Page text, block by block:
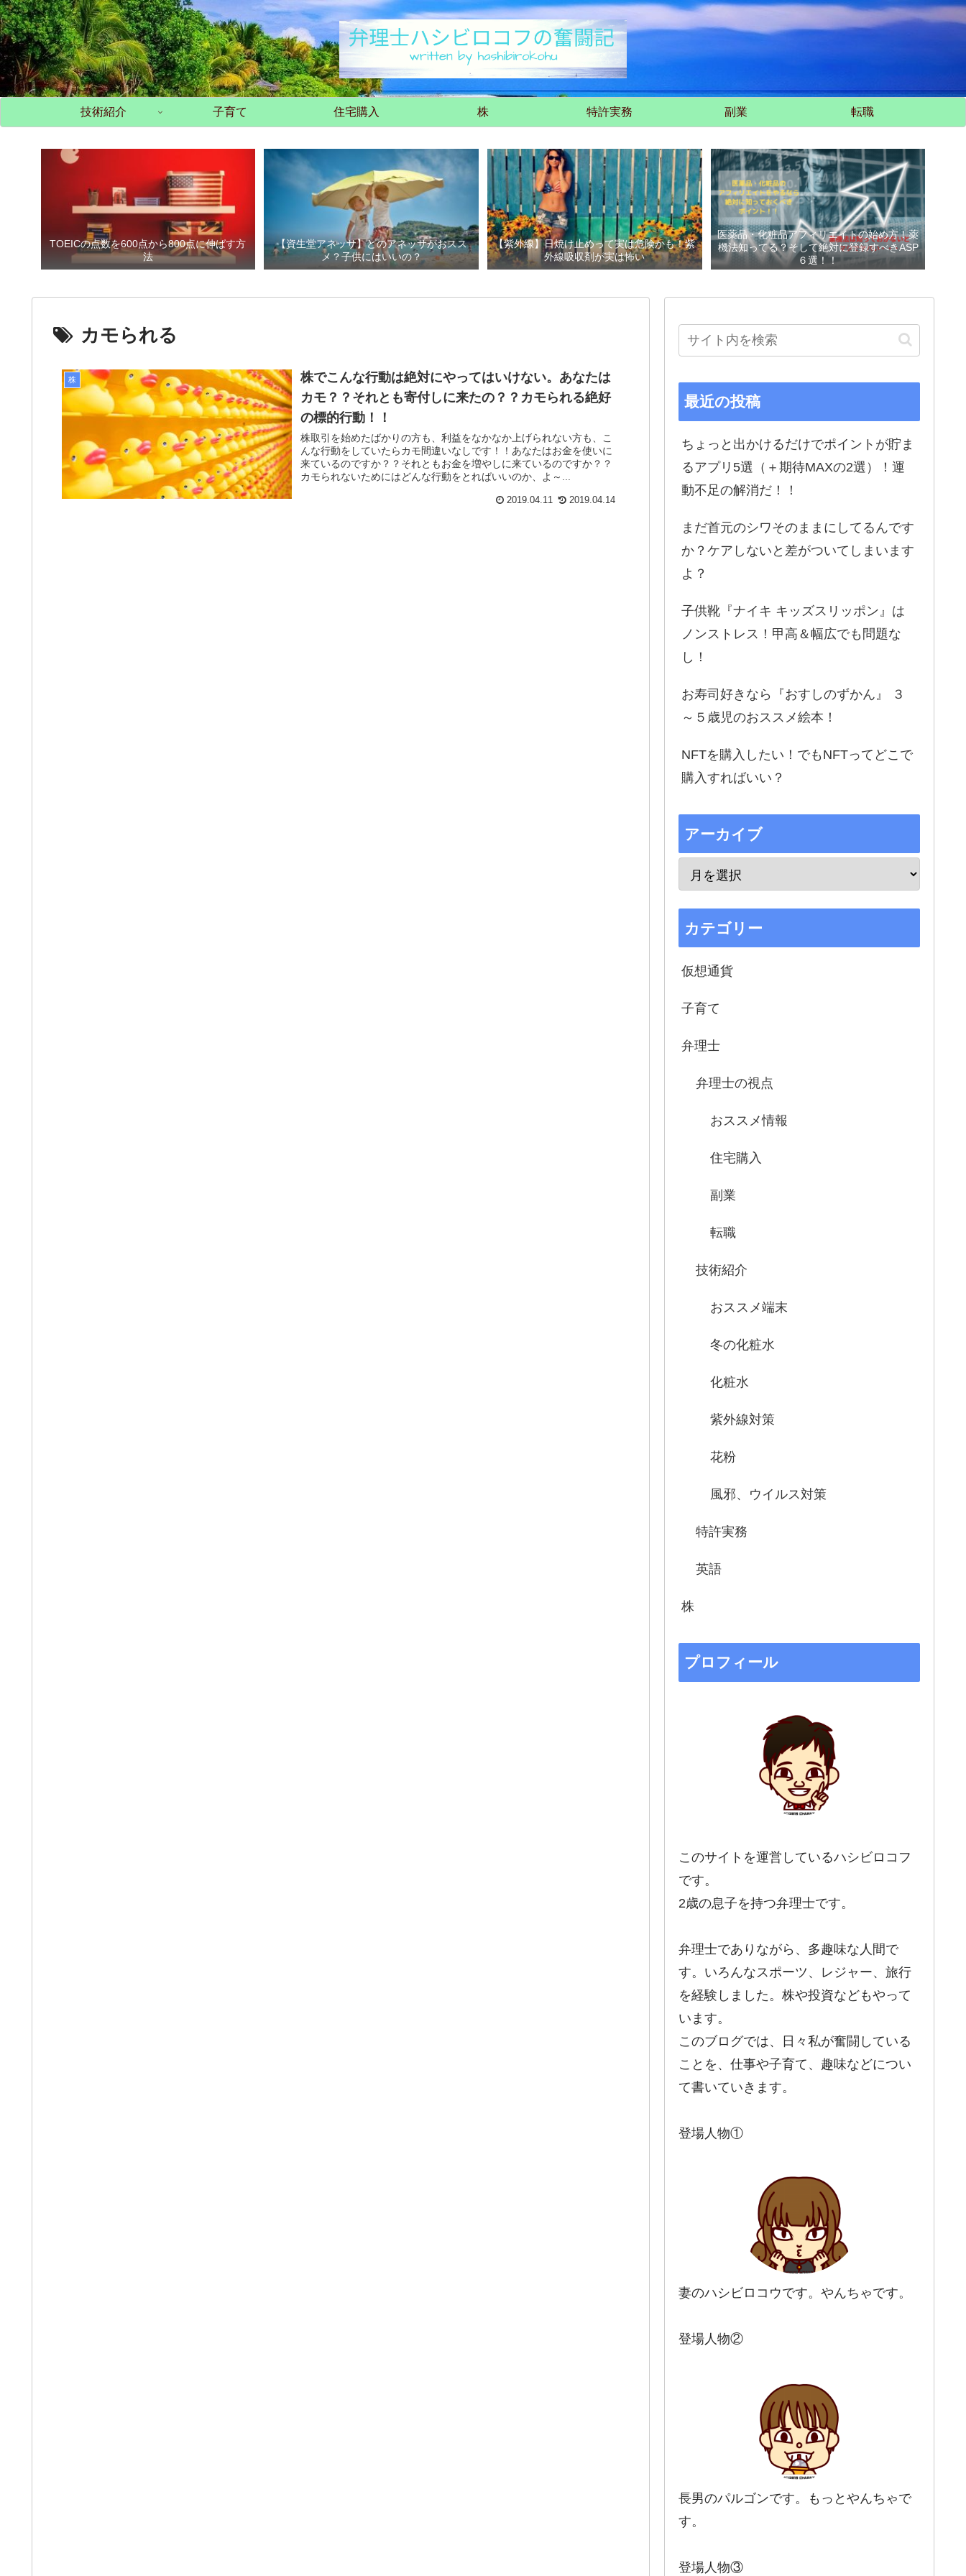
技術紹介 子育て 住宅購入 株 特許実務 副業 転職
TOEICの点数を600点から800点に伸ばす方
法
【資生堂アネッサ】どのアネッサがおスス
メ？子供にはいいの？
【紫外線】日焼け止めって実は危険かも！紫
外線吸収剤が実は怖い
医薬品・化粧品アフィリエイトの始め方！薬
機法知ってる？そして絶対に登録すべきASP
６選！！
カモられる
株
株でこんな行動は絶対にやってはいけない。あなたは
カモ？？それとも寄付しに来たの？？カモられる絶好
の標的行動！！
株取引を始めたばかりの方も、利益をなかなか上げられない方も、こ
んな行動をしていたらカモ間違いなしです！！あなたはお金を使いに
来ているのですか？？それともお金を増やしに来ているのですか？？
カモられないためにはどんな行動をとればいいのか、よ～...
2019.04.11 2019.04.14
最近の投稿
ちょっと出かけるだけでポイントが貯ま
るアプリ5選（＋期待MAXの2選）！運
動不足の解消だ！！
まだ首元のシワそのままにしてるんです
か？ケアしないと差がついてしまいます
よ？
子供靴『ナイキ キッズスリッポン』は
ノンストレス！甲高＆幅広でも問題な
し！
お寿司好きなら『おすしのずかん』 ３
～５歳児のおススメ絵本！
NFTを購入したい！でもNFTってどこで
購入すればいい？
アーカイブ
カテゴリー
仮想通貨
子育て
弁理士
弁理士の視点
おススメ情報
住宅購入
副業
転職
技術紹介
おススメ端末
冬の化粧水
化粧水
紫外線対策
花粉
風邪、ウイルス対策
特許実務
英語
株
プロフィール
このサイトを運営しているハシビロコフ
です。
2歳の息子を持つ弁理士です。
弁理士でありながら、多趣味な人間で
す。いろんなスポーツ、レジャー、旅行
を経験しました。株や投資などもやって
います。
このブログでは、日々私が奮闘している
ことを、仕事や子育て、趣味などについ
て書いていきます。
登場人物①
妻のハシビロコウです。やんちゃです。
登場人物②
長男のパルゴンです。もっとやんちゃで
す。
登場人物③